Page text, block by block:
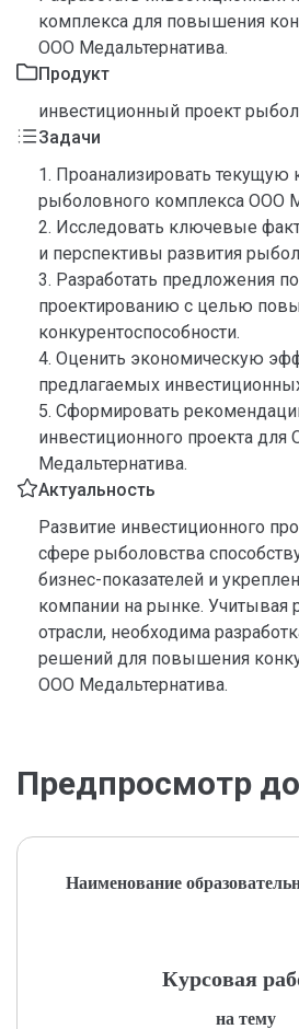
комплекса для повышения
ООО Медальтернатива.
Продукт
инвестиционный проект
Задачи
1. Проанализировать текущую
рыболовного комплекса ООО
2. Исследовать ключевые
и перспективы развития
3. Разработать предложения
проектированию с целью
конкурентоспособности.
4. Оценить экономическую
предлагаемых
5. Сформировать
инвестиционного проекта для
Медальтернатива.
Актуальность
Развитие инвестиционного
сфере рыболовства
бизнес-показателей и
компании на рынке. Учитывая
отрасли, необходима
решений для повышения
ООО Медальтернатива.
Предпросмотр
Наименование
Курсовая
на тему